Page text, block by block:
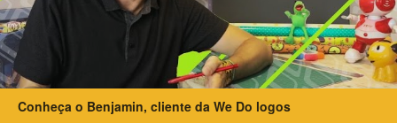
Conheça o Benjamin, cliente da We Do logos